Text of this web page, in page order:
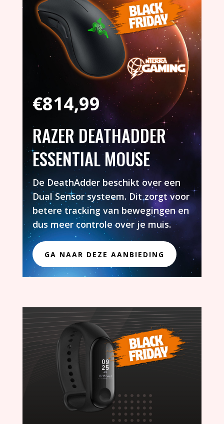
€814,99
RAZER DEATHADDER
ESSENTIAL MOUSE
De DeathAdder beschikt over een
Dual Sensor systeem. Dit zorgt voor
betere tracking van bewegingen en
dus meer controle over je muis.
GA NAAR DEZE AANBIEDING